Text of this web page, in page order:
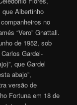
Albertinho
no
“Vero” Gnattali.
de 1952, sob
Gardel-
que Gardel
abajo”,
versão de
Fortuna em 18 de